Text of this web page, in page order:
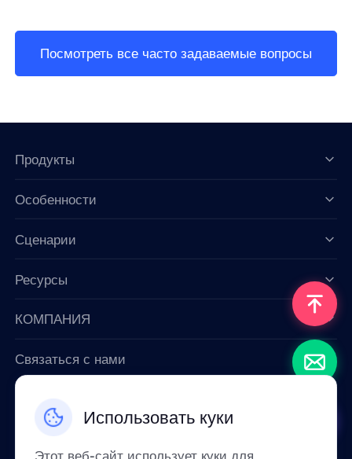
Посмотреть все часто задаваемые вопросы
Использовать куки
Этот веб-сайт использует куки для
Продукты
Особенности
Сценарии
Ресурсы
КОМПАНИЯ
Связаться с нами